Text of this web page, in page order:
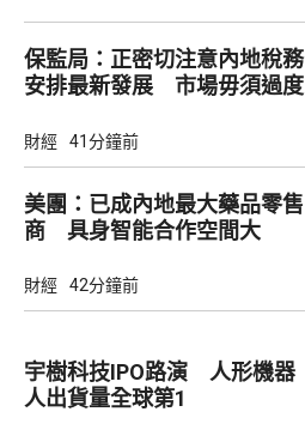
保監局：正密切注意內地稅務
安排最新發展 市場毋須過度
財經 41分鐘前
美團：已成內地最大藥品零售
商 具身智能合作空間大
財經 42分鐘前
宇樹科技IPO路演 人形機器
人出貨量全球第1